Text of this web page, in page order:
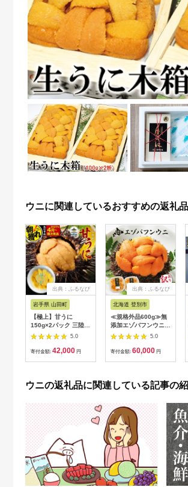
ウニに関連しているおすすめの返礼品
出典：ふるなび
岩手県 山田町
【極上】甘うに
150g×2パック 三陸産
川石水産 【2027年4
月以降発送】 国産 三
陸山田 岩手県 山田町
ウニ 特選 ミョウバン
5.0
寄付金額: 42,000 円
出典：ふるなび
北海道 登別市
≪規格外品600g≫無
添加エゾバフンウニ塩
水パック600g B 23年
10月下旬～11月下旬
5.0
寄付金額: 60,000 円
ウニの返礼品に関連している記事の